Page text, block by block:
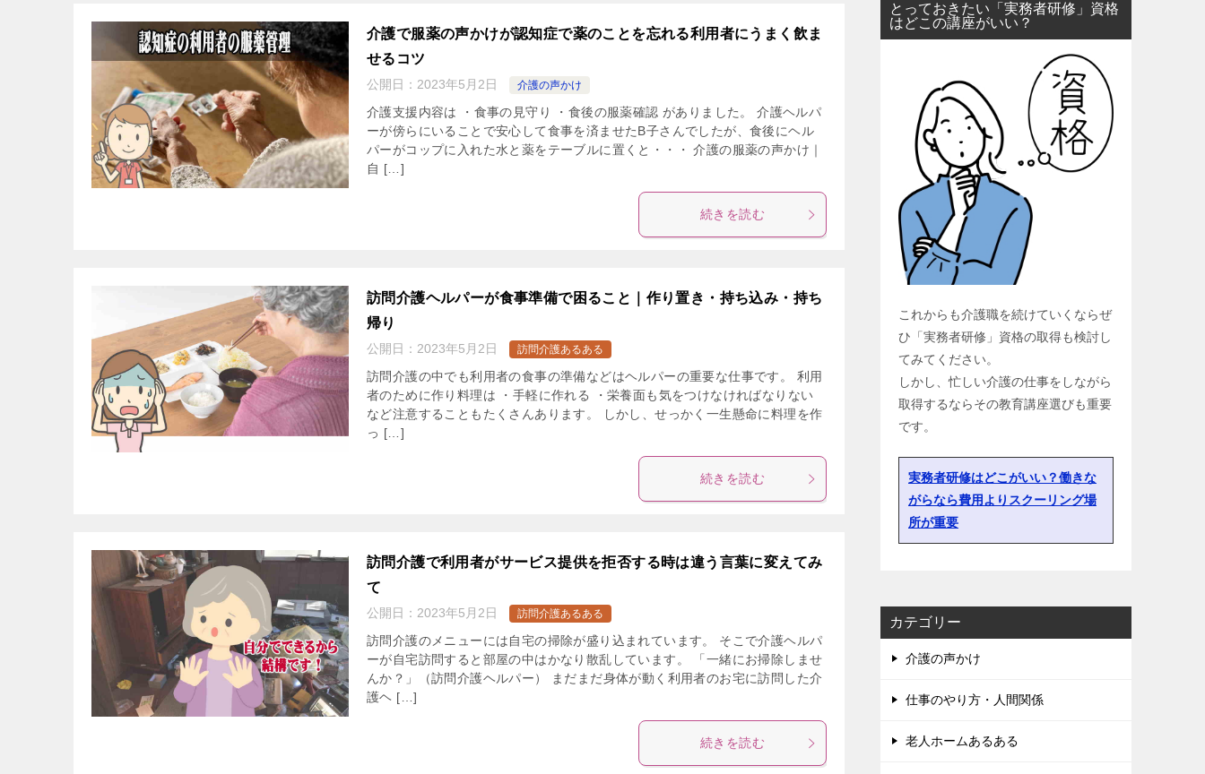
介護で服薬の声かけが認知症で薬のことを忘れる利用者にうまく飲ま
せるコツ
公開日： 2023年5月2日 介護の声かけ
介護支援内容は ・食事の見守り ・食後の服薬確認 がありました。 介護ヘルパ
ーが傍らにいることで安心して食事を済ませたB子さんでしたが、食後にヘル
パーがコップに入れた水と薬をテーブルに置くと・・・ 介護の服薬の声かけ｜
自 […]
続きを読む
訪問介護ヘルパーが食事準備で困ること｜作り置き・持ち込み・持ち
帰り
公開日： 2023年5月2日 訪問介護あるある
訪問介護の中でも利用者の食事の準備などはヘルパーの重要な仕事です。 利用
者のために作り料理は ・手軽に作れる ・栄養面も気をつけなければなりない
など注意することもたくさんあります。 しかし、せっかく一生懸命に料理を作
っ […]
続きを読む
訪問介護で利用者がサービス提供を拒否する時は違う言葉に変えてみ
て
公開日： 2023年5月2日 訪問介護あるある
訪問介護のメニューには自宅の掃除が盛り込まれています。 そこで介護ヘルパ
ーが自宅訪問すると部屋の中はかなり散乱しています。 「一緒にお掃除しませ
んか？」（訪問介護ヘルパー） まだまだ身体が動く利用者のお宅に訪問した介
護ヘ […]
続きを読む
とっておきたい「実務者研修」資格
はどこの講座がいい？
これからも介護職を続けていくならぜ
ひ「実務者研修」資格の取得も検討し
てみてください。
しかし、忙しい介護の仕事をしながら
取得するならその教育講座選びも重要
です。
実務者研修はどこがいい？働きな
がらなら費用よりスクーリング場
所が重要
カテゴリー
介護の声かけ
仕事のやり方・人間関係
老人ホームあるある